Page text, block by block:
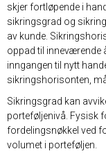
skjer fortløpende i
sikringsgrad og
av kunde.
oppad til inneværende
inngangen til nytt
sikringshorisonten,
Sikringsgrad kan
porteføljenivå. Fysisk
fordelingsnøkkel ved
volumet i porteføljen.